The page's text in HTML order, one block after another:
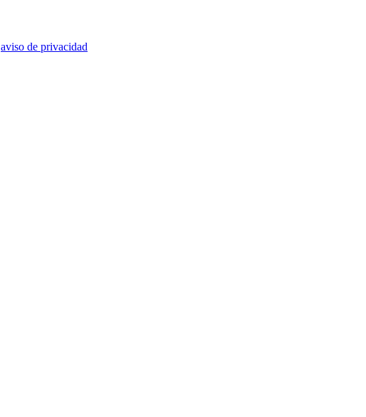
aviso de privacidad